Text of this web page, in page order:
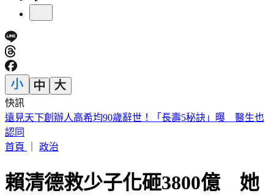
快訊
美股開盤／聯準會升息疑慮意外減緩！標普、那指「雙開高」
首頁
賴清德救少子化砸3800億 她